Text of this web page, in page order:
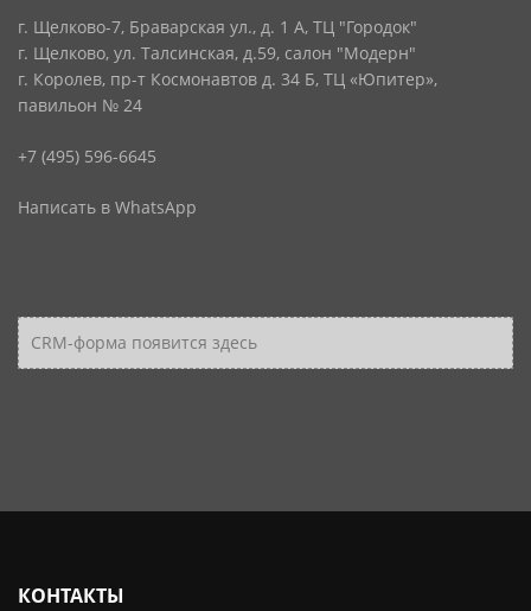
г. Щелково-7, Браварская ул., д. 1 А, ТЦ "Городок"
г. Щелково, ул. Талсинская, д.59, салон "Модерн"
г. Королев, пр-т Космонавтов д. 34 Б, ТЦ «Юпитер»,
павильон № 24
+7 (495) 596-6645
Написать в WhatsApp
CRM-форма появится здесь
КОНТАКТЫ